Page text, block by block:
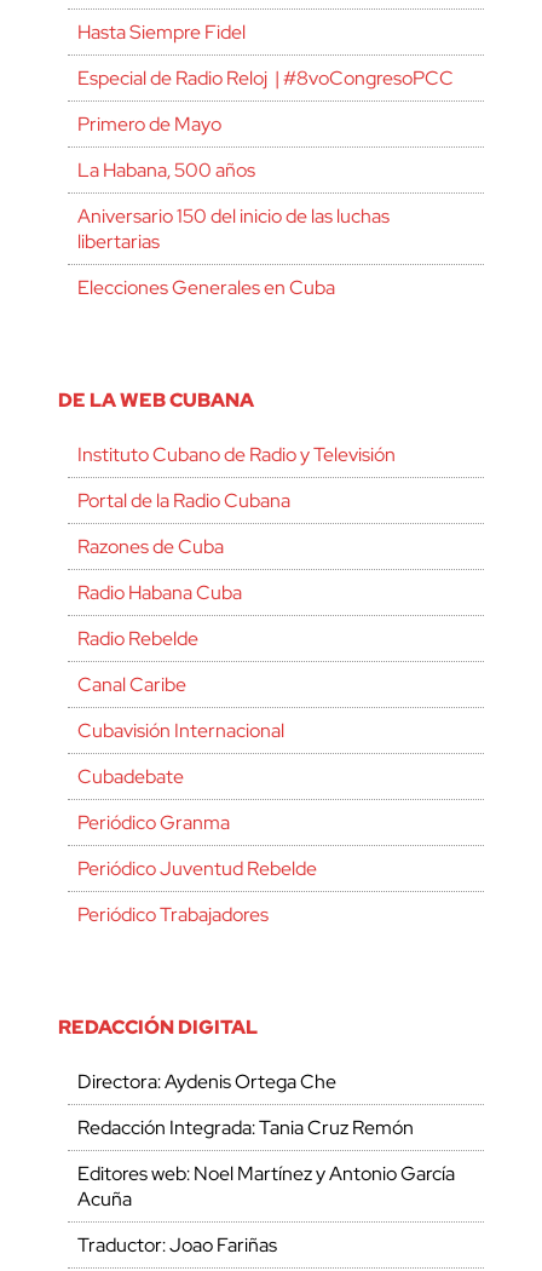
Hasta Siempre Fidel
Especial de Radio Reloj | #8voCongresoPCC
Primero de Mayo
La Habana, 500 años
Aniversario 150 del inicio de las luchas
libertarias
Elecciones Generales en Cuba
DE LA WEB CUBANA
Instituto Cubano de Radio y Televisión
Portal de la Radio Cubana
Razones de Cuba
Radio Habana Cuba
Radio Rebelde
Canal Caribe
Cubavisión Internacional
Cubadebate
Periódico Granma
Periódico Juventud Rebelde
Periódico Trabajadores
REDACCIÓN DIGITAL
Directora: Aydenis Ortega Che
Redacción Integrada: Tania Cruz Remón
Editores web: Noel Martínez y Antonio García
Acuña
Traductor: Joao Fariñas